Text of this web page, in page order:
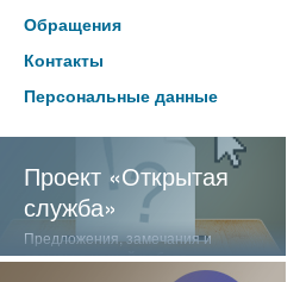
Обращения
Контакты
Персональные данные
Проект «Открытая
служба»
Предложения, замечания и
отзывы о нашей работе